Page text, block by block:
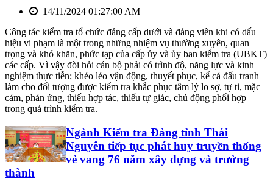
14/11/2024 01:27:00 AM
Công tác kiểm tra tổ chức đảng cấp dưới và đảng viên khi có dấu
hiệu vi phạm là một trong những nhiệm vụ thường xuyên, quan
trọng và khó khăn, phức tạp của cấp ủy và ủy ban kiểm tra (UBKT)
các cấp. Vì vậy đòi hỏi cán bộ phải có trình độ, năng lực và kinh
nghiệm thực tiễn; khéo léo vận động, thuyết phục, kể cả đấu tranh
làm cho đối tượng được kiểm tra khắc phục tâm lý lo sợ, tự ti, mặc
cảm, phản ứng, thiếu hợp tác, thiếu tự giác, chủ động phối hợp
trong quá trình kiểm tra.
Ngành Kiểm tra Đảng tỉnh Thái
Nguyên tiếp tục phát huy truyền thống
vẻ vang 76 năm xây dựng và trưởng
thành